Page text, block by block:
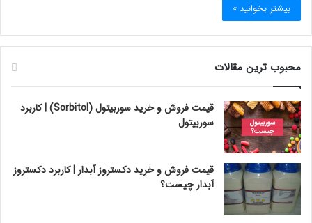
بیشتر بخوانید »
محبوب ترین مقالات
قیمت فروش و خرید سوربیتول (Sorbitol) | کاربرد
سوربیتول
قیمت فروش و خرید دکستروز آبدار | کاربرد دکستروز
آبدار چیست؟